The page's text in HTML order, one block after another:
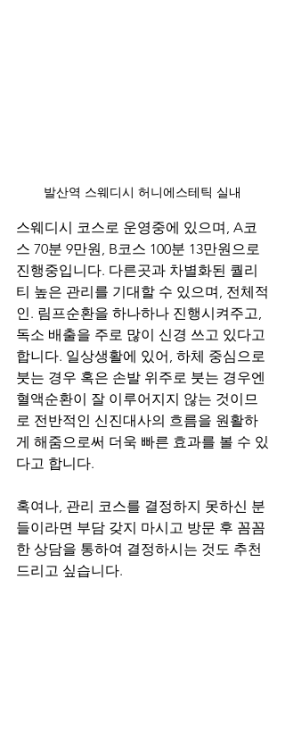
발산역 스웨디시 허니에스테틱 실내
스웨디시 코스로 운영중에 있으며, A코
스 70분 9만원, B코스 100분 13만원으로
진행중입니다. 다른곳과 차별화된 퀄리
티 높은 관리를 기대할 수 있으며, 전체적
인. 림프순환을 하나하나 진행시켜주고,
독소 배출을 주로 많이 신경 쓰고 있다고
합니다. 일상생활에 있어, 하체 중심으로
붓는 경우 혹은 손발 위주로 붓는 경우엔
혈액순환이 잘 이루어지지 않는 것이므
로 전반적인 신진대사의 흐름을 원활하
게 해줌으로써 더욱 빠른 효과를 볼 수 있
다고 합니다.
혹여나, 관리 코스를 결정하지 못하신 분
들이라면 부담 갖지 마시고 방문 후 꼼꼼
한 상담을 통하여 결정하시는 것도 추천
드리고 싶습니다.